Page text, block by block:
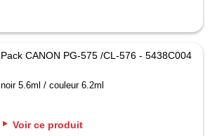
Pack CANON PG-575 /CL-576 - 5438C004
noir 5.6ml / couleur 6.2ml
Voir ce produit